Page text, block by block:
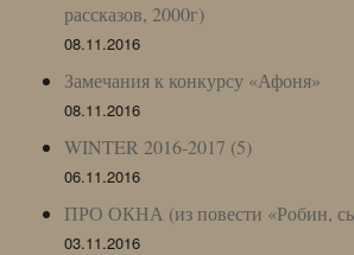
рассказов, 2000г)
08.11.2016
Замечания к конкурсу «Афоня»
08.11.2016
WINTER 2016-2017 (5)
06.11.2016
ПРО ОКНА (из повести «Робин,
03.11.2016